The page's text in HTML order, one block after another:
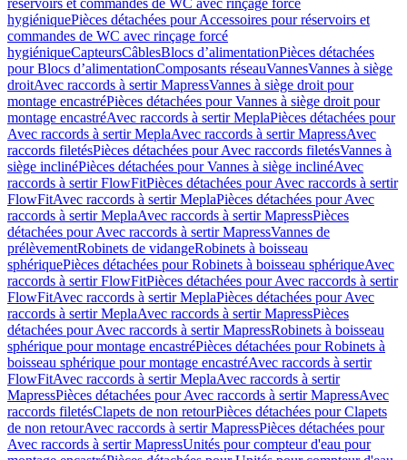
réservoirs et commandes de WC avec rinçage forcé
hygiéniquePièces détachées pour Accessoires pour réservoirs et
commandes de WC avec rinçage forcé
hygiéniqueCapteursCâblesBlocs d’alimentationPièces détachées
pour Blocs d’alimentationComposants réseauVannesVannes à siège
droitAvec raccords à sertir MapressVannes à siège droit pour
montage encastréPièces détachées pour Vannes à siège droit pour
montage encastréAvec raccords à sertir MeplaPièces détachées pour
Avec raccords à sertir MeplaAvec raccords à sertir MapressAvec
raccords filetésPièces détachées pour Avec raccords filetésVannes à
siège inclinéPièces détachées pour Vannes à siège inclinéAvec
raccords à sertir FlowFitPièces détachées pour Avec raccords à sertir
FlowFitAvec raccords à sertir MeplaPièces détachées pour Avec
raccords à sertir MeplaAvec raccords à sertir MapressPièces
détachées pour Avec raccords à sertir MapressVannes de
prélèvementRobinets de vidangeRobinets à boisseau
sphériquePièces détachées pour Robinets à boisseau sphériqueAvec
raccords à sertir FlowFitPièces détachées pour Avec raccords à sertir
FlowFitAvec raccords à sertir MeplaPièces détachées pour Avec
raccords à sertir MeplaAvec raccords à sertir MapressPièces
détachées pour Avec raccords à sertir MapressRobinets à boisseau
sphérique pour montage encastréPièces détachées pour Robinets à
boisseau sphérique pour montage encastréAvec raccords à sertir
FlowFitAvec raccords à sertir MeplaAvec raccords à sertir
MapressPièces détachées pour Avec raccords à sertir MapressAvec
raccords filetésClapets de non retourPièces détachées pour Clapets
de non retourAvec raccords à sertir MapressPièces détachées pour
Avec raccords à sertir MapressUnités pour compteur d'eau pour